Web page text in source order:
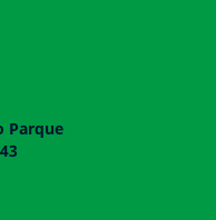
Parque